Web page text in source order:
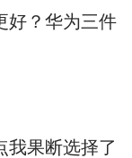
好？华为三件
我果断选择了